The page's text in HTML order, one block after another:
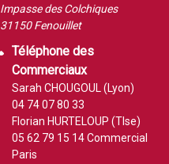
Impasse des Colchiques
31150 Fenouillet
Téléphone des
Commerciaux
Sarah CHOUGOUL (Lyon)
04 74 07 80 33
Florian HURTELOUP (Tlse)
05 62 79 15 14Commercial
Paris